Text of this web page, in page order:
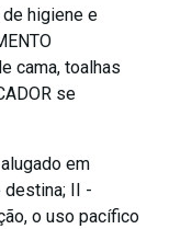
higiene e
cama, toalhas
se
em
destina; II -
o uso pacífico